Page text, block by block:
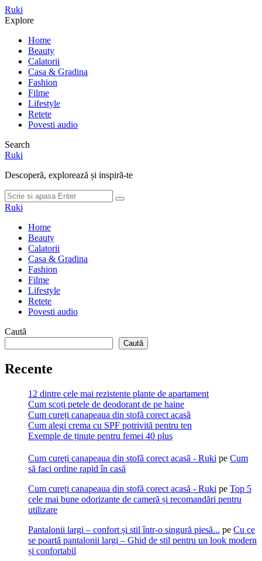
Meniu
Ruki
Cauta
Explore
Home
Beauty
Calatorii
Casa & Gradina
Fashion
Filme
Lifestyle
Retete
Povesti audio
Search
Ruki
Descoperă, explorează și inspiră-te
Cauta
dupa:
Cauta
Ruki
Home
Beauty
Calatorii
Casa & Gradina
Fashion
Filme
Lifestyle
Retete
Povesti audio
Caută
Caută
Recente
12 dintre cele mai rezistente plante de apartament
Cum scoți petele de deodorant de pe haine
Cum cureți canapeaua din stofă corect acasă
Cum alegi crema cu SPF potrivită pentru ten
Exemple de ținute pentru femei 40 plus
Cum cureți canapeaua din stofă corect acasă - Ruki pe Cum
să faci ordine rapid în casă
Cum cureți canapeaua din stofă corect acasă - Ruki pe Top 5
cele mai bune odorizante de cameră și recomandări pentru
utilizare
Pantalonii largi – confort și stil într-o singură piesă... pe Cu ce
se poartă pantalonii largi – Ghid de stil pentru un look modern
și confortabil